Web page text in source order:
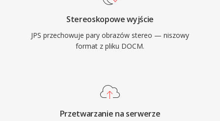
Stereoskopowe wyjście
JPS przechowuje pary obrazów stereo — niszowy
format z pliku DOCM.
Przetwarzanie na serwerze